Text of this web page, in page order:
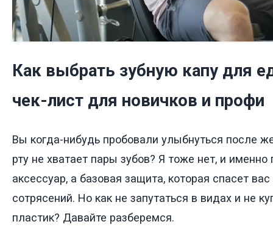
Как выбрать зубную капу для
чек-лист для новичков и профи
Вы когда-нибудь пробовали улыбнуться после
рту не хватает пары зубов? Я тоже нет, и
аксессуар, а базовая защита, которая спасет
сотрясений. Но как не запутаться в видах и не
пластик? Давайте разберемся.